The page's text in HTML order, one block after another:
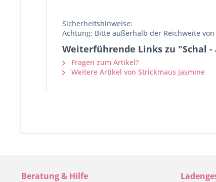
Sicherheitshinweise:
Achtung: Bitte außerhalb der Reichweite
Weiterführende Links zu "Schal
Fragen zum Artikel?
Weitere Artikel von Strickmaus Jasmine
Beratung & Hilfe